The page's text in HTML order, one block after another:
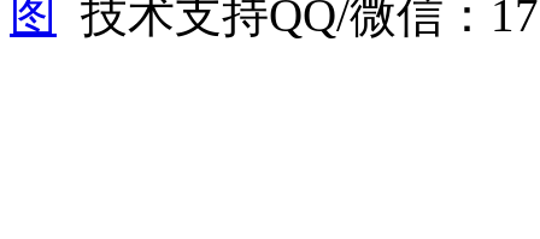
图
技术支持QQ/微信：